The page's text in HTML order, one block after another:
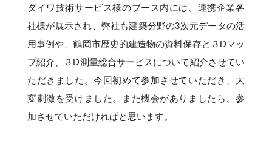
ダイワ技術サービス様のブース内には、連携企業各
社様が展示され、弊社も建築分野の3次元データの活
用事例や、鶴岡市歴史的建造物の資料保存と３Dマッ
プ紹介、３D測量総合サービスについて紹介させてい
ただきました。今回初めて参加させていただき、大
変刺激を受けました。また機会がありましたら、参
加させていただければと思います。